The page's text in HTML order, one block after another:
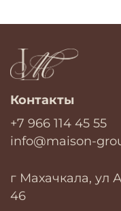
Контакты
+7 966 114 45 55
info@maison-
г Махачкала, ул
46